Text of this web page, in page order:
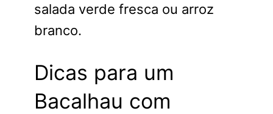
salada verde fresca ou arroz
branco.
Dicas para um
Bacalhau com